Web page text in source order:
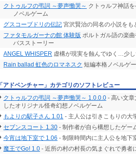
クトゥルフの弔詞 ～夢声慟哭～ クトゥルフ神話
ノベルゲーム
グスコーブドリの伝記 宮沢賢治の同名の小説をも
ファタモルガーナの館 体験版 ポルトガル語の楽
バスストーリー
ANGEL WHISPER 虚構が現実を蝕んでゆく…少
Rain ballad 虹色のロマネスク 短編本格ノベルゲ
「アドベンチャー」カテゴリのソフトレビュー
クトゥルフの弔詞 ～夢声慟哭～ 1.0.0.0 - 高い文
したオリジナル怪奇幻想ノベルゲーム
もよりの駅子さん 1.01 - 主人公は引きこもりの大
セブンスコート 1.30 - 制作者が自ら構想したゲー
今宵は地下室で 1.06 - 制限時間内に主人公を地下
魔王でGo! 1.0 - 近所の村の村長の気まぐれで勇者